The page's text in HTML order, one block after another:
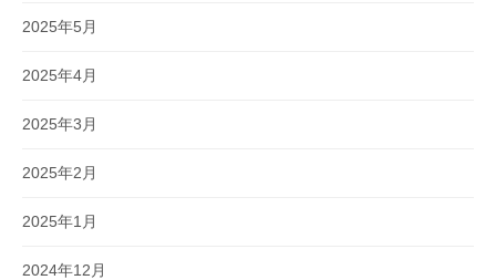
2025年5月
2025年4月
2025年3月
2025年2月
2025年1月
2024年12月